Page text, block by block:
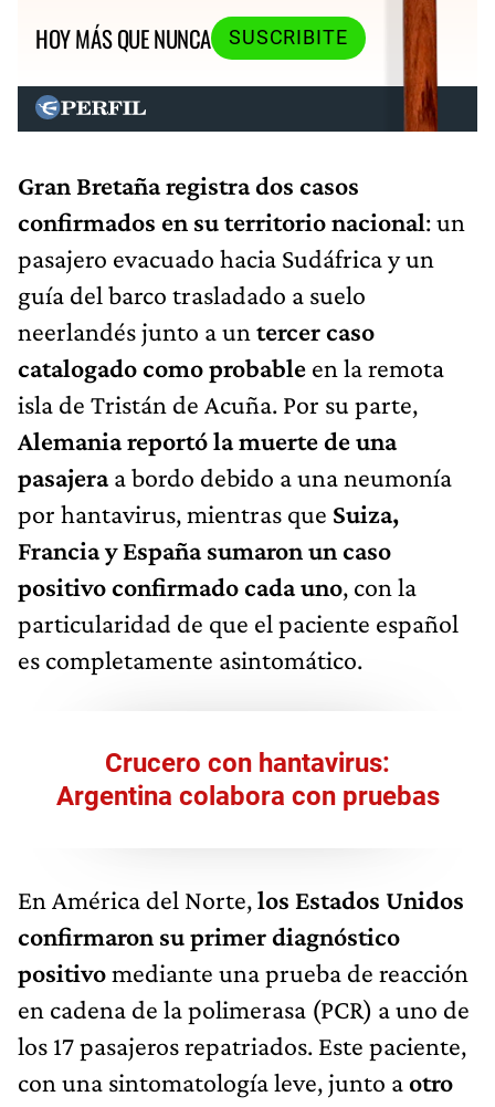
HOY MÁS QUE NUNCA SUSCRIBITE
Gran Bretaña registra dos casos
confirmados en su territorio nacional:un
pasajero evacuado hacia Sudáfrica y un
guía del barco trasladado a suelo
neerlandés junto a un tercer caso
catalogado como probable en la remota
isla de Tristán de Acuña. Por su parte,
Alemania reportó la muerte de una
pasajeraa bordo debido a una neumonía
por hantavirus, mientras que Suiza,
Francia y España sumaron un caso
positivo confirmado cada uno, con la
particularidad de que el paciente español
es completamente asintomático.
Crucero con hantavirus:
Argentina colabora con pruebas
En América del Norte,los Estados Unidos
confirmaron su primer diagnóstico
positivomediante una prueba de reacción
en cadena de la polimerasa (PCR) a uno de
los 17 pasajeros repatriados. Este paciente,
con una sintomatología leve, junto aotro